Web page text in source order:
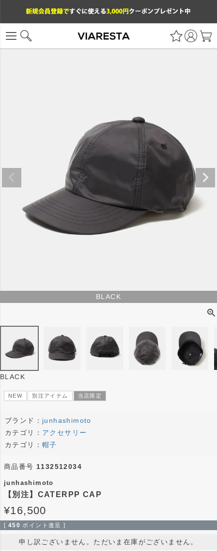
BLACK
BLACK
NEW 別注アイテム 当店限定
ブランド： junhashimoto
カテゴリ： アクセサリー
カテゴリ： 帽子
商品番号 1132512034
junhashimoto
【別注】CATERPP CAP
¥16,500
[ 450 ポイント進呈 ]
申し訳ございません。ただいま在庫がございません。